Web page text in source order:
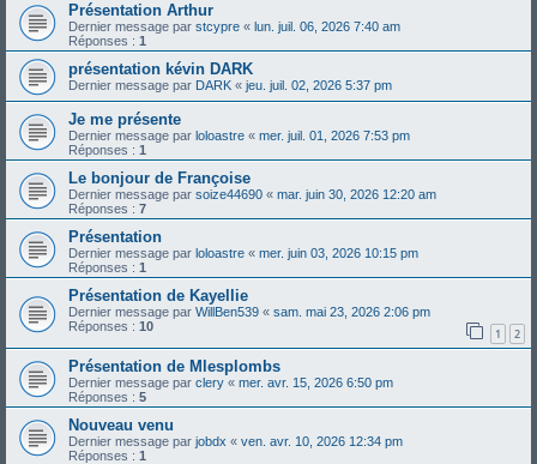
Présentation Arthur
Dernier message par stcypre « lun. juil. 06, 2026 7:40 am
Réponses : 1
présentation kévin DARK
Dernier message par DARK « jeu. juil. 02, 2026 5:37 pm
Je me présente
Dernier message par loloastre « mer. juil. 01, 2026 7:53 pm
Réponses : 1
Le bonjour de Françoise
Dernier message par soize44690 « mar. juin 30, 2026 12:20 am
Réponses : 7
Présentation
Dernier message par loloastre « mer. juin 03, 2026 10:15 pm
Réponses : 1
Présentation de Kayellie
Dernier message par WillBen539 « sam. mai 23, 2026 2:06 pm
Réponses : 10 1 2
Présentation de Mlesplombs
Dernier message par clery « mer. avr. 15, 2026 6:50 pm
Réponses : 5
Nouveau venu
Dernier message par jobdx « ven. avr. 10, 2026 12:34 pm
Réponses : 1